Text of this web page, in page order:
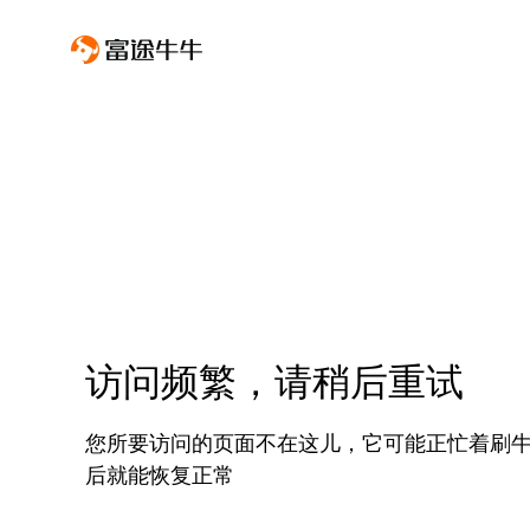
访问频繁，请稍后重试
您所要访问的页面不在这儿，它可能正忙着刷
后就能恢复正常